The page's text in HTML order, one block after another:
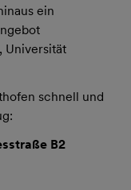
ein
Universität
schnell und
B2